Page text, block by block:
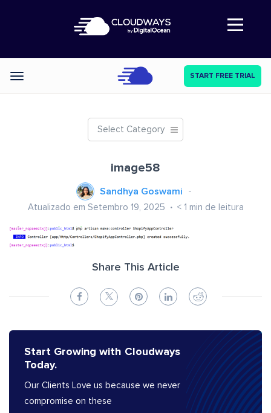
Abre a navegação
Categories START FREE TRIAL
Select Category
image58
Sandhya Goswami
Atualizado em Setembro 19, 2025 < 1 min de leitura
Share This Article
Start Growing with Cloudways
Today.
Our Clients Love us because we never
compromise on these